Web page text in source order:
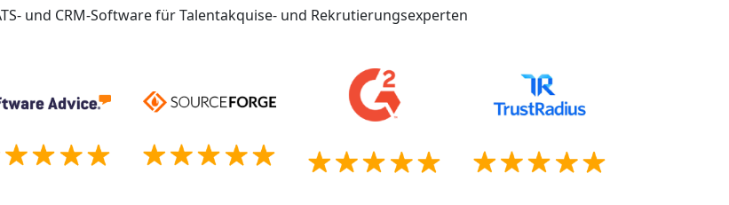
und CRM-Software für Talentakquise- und Rekrutierungsexperten